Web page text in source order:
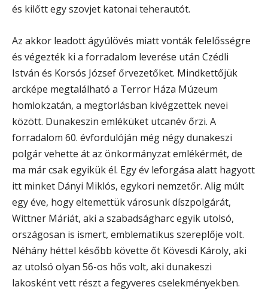
és kilőtt egy szovjet katonai teherautót.
Az akkor leadott ágyúlövés miatt vonták felelősségre
és végezték ki a forradalom leverése után Czédli
István és Korsós József őrvezetőket. Mindkettőjük
arcképe megtalálható a Terror Háza Múzeum
homlokzatán, a megtorlásban kivégzettek nevei
között. Dunakeszin emléküket utcanév őrzi. A
forradalom 60. évfordulóján még négy dunakeszi
polgár vehette át az önkormányzat emlékérmét, de
ma már csak egyikük él. Egy év leforgása alatt hagyott
itt minket Dányi Miklós, egykori nemzetőr. Alig múlt
egy éve, hogy eltemettük városunk díszpolgárát,
Wittner Máriát, aki a szabadságharc egyik utolsó,
országosan is ismert, emblematikus szereplője volt.
Néhány héttel később követte őt Kövesdi Károly, aki
az utolsó olyan 56-os hős volt, aki dunakeszi
lakosként vett részt a fegyveres cselekményekben.